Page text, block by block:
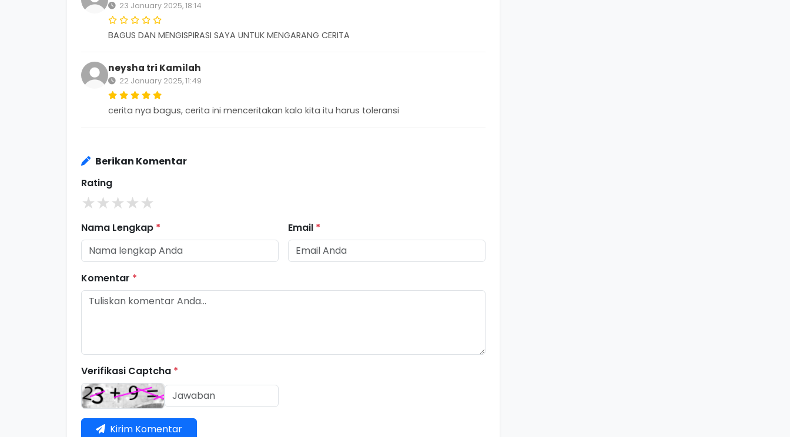
23 January 2025, 18:14
BAGUS DAN MENGISPIRASI SAYA UNTUK MENGARANG CERITA
neysha tri Kamilah
22 January 2025, 11:49
cerita nya bagus, cerita ini menceritakan kalo kita itu harus toleransi
Berikan Komentar
Rating
★★★★★
Nama Lengkap * Email *
Komentar *
Verifikasi Captcha *
Kirim Komentar